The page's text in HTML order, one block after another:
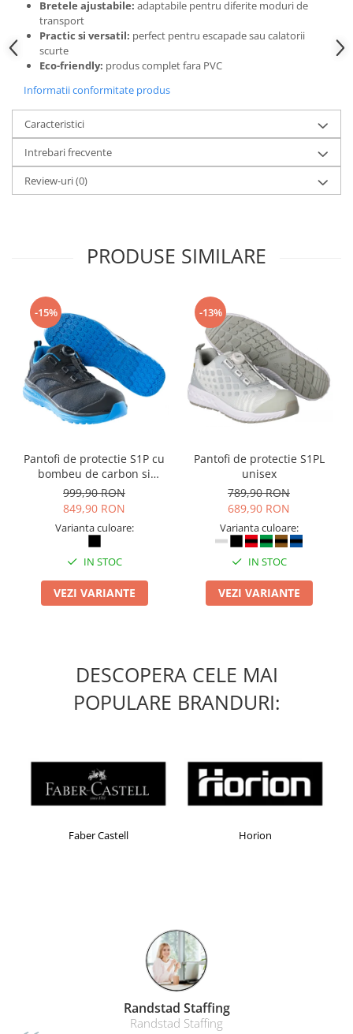
Bretele ajustabile: adaptabile pentru diferite moduri de
transport
Practic si versatil: perfect pentru escapade sau calatorii
scurte
Eco-friendly: produs complet fara PVC
Informatii conformitate produs
Caracteristici
Intrebari frecvente
Review-uri(0)
PRODUSE SIMILARE
-15%
Pantofi de protectie S1P cu
bombeu de carbon si
inchidere BOAÂ® Fit
999,90 RON
849,90 RON
Varianta culoare:
IN STOC
VEZI VARIANTE
-13%
Pantofi de protectie S1PL
unisex
789,90 RON
689,90 RON
Varianta culoare:
IN STOC
VEZI VARIANTE
DESCOPERA CELE MAI
POPULARE BRANDURI:
Faber Castell Horion
Randstad Staffing
Randstad Staffing